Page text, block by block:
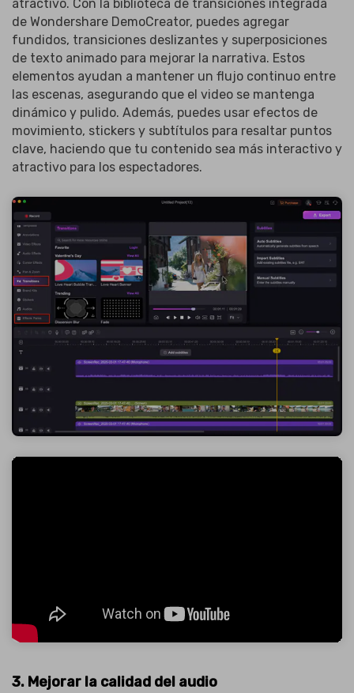
atractivo. Con la biblioteca de transiciones integrada
de Wondershare DemoCreator, puedes agregar
fundidos, transiciones deslizantes y superposiciones
de texto animado para mejorar la narrativa. Estos
elementos ayudan a mantener un flujo continuo entre
las escenas, asegurando que el video se mantenga
dinámico y pulido. Además, puedes usar efectos de
movimiento, stickers y subtítulos para resaltar puntos
clave, haciendo que tu contenido sea más interactivo y
atractivo para los espectadores.
3. Mejorar la calidad del audio